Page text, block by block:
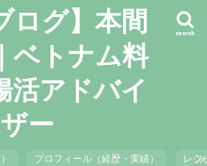
ログ】本間
ベトナム料
活アドバイ
ザー
search
プロフィール（経歴・実績） レシ